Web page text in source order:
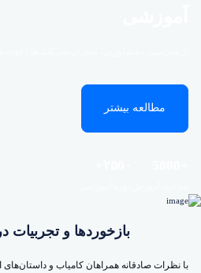
مطالعه بیشتر
بازخوردها و تجربیات
با نظرات صادقانه همراهان کامیاب و داستان‌های